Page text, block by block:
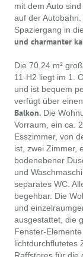
mit dem Auto
auf der
Spaziergang in
und charmanter
Die 70,24 m²
11-H2 liegt im 1.
und ist bequem
verfügt über einen
Balkon. Die
Vorraum, ein ca.
Esszimmer, von
ist, zwei Zimmer,
bodenebener
und
separates WC.
begehbar. Die
und
ausgestattet, die
Fenster-
lichtdurchflutetes
Raffstores für die